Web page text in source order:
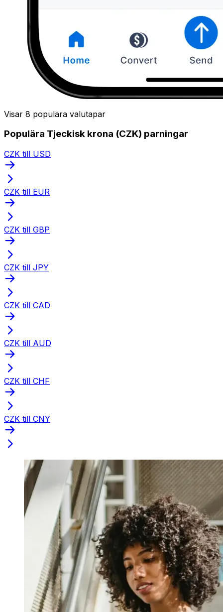
Visar 8 populära valutapar
Populära Tjeckisk krona (CZK) parningar
CZK till USD
CZK till EUR
CZK till GBP
CZK till JPY
CZK till CAD
CZK till AUD
CZK till CHF
CZK till CNY